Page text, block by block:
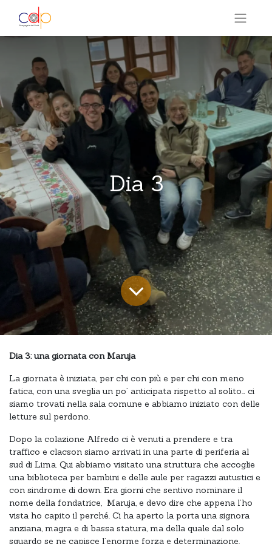
Dia 3
Dia 3: una giornata con Maruja
La giornata è iniziata, per chi con più e per chi con meno
fatica, con una sveglia un po’ anticipata rispetto al solito… ci
siamo trovati nella sala comune e abbiamo iniziato con delle
letture sul perdono.
Dopo la colazione Alfredo ci è venuti a prendere e tra
traffico e clacson siamo arrivati in una parte di periferia al
sud di Lima. Qui abbiamo visitato una struttura che accoglie
una biblioteca per bambini e delle aule per ragazzi autustici e
con sindrome di down. Era giorni che sentivo nominare il
nome della fondatrice, Maruja, e devo dire che appena l’ho
vista ho capito il perché. Ci ha aperto la porta una signora
anziana, magra e di bassa statura, ma della quale dal solo
sguardo se ne capisce l’enorme forza e determinazione.